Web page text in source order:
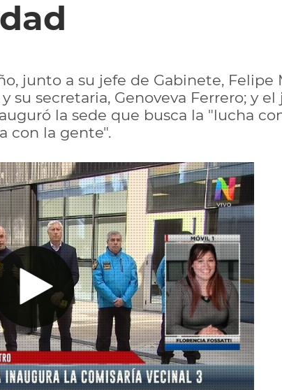
junto a su jefe de Gabinete,
su secretaria, Genoveva Ferrero; y
la sede que busca la "lucha
con la gente".